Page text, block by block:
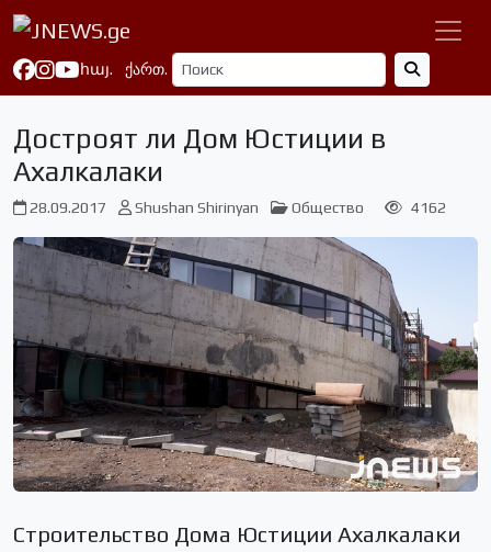
հայ. ქართ.
Достроят ли Дом Юстиции в
Ахалкалаки
28.09.2017 Shushan Shirinyan Общество 4162
Строительство Дома Юстиции Ахалкалаки